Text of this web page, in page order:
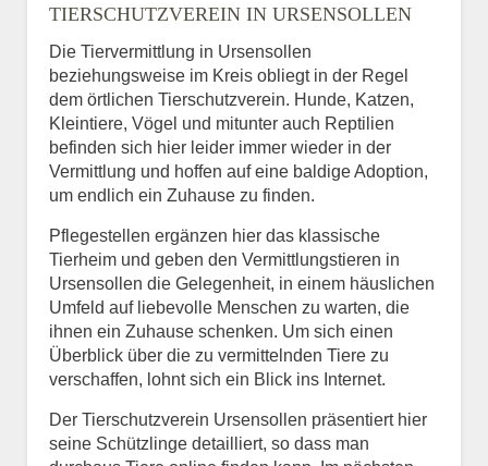
TIERSCHUTZVEREIN IN URSENSOLLEN
Die Tiervermittlung in Ursensollen
beziehungsweise im Kreis obliegt in der Regel
dem örtlichen Tierschutzverein. Hunde, Katzen,
Kleintiere, Vögel und mitunter auch Reptilien
befinden sich hier leider immer wieder in der
Vermittlung und hoffen auf eine baldige Adoption,
um endlich ein Zuhause zu finden.
Pflegestellen ergänzen hier das klassische
Tierheim und geben den Vermittlungstieren in
Ursensollen die Gelegenheit, in einem häuslichen
Umfeld auf liebevolle Menschen zu warten, die
ihnen ein Zuhause schenken. Um sich einen
Überblick über die zu vermittelnden Tiere zu
verschaffen, lohnt sich ein Blick ins Internet.
Der Tierschutzverein Ursensollen präsentiert hier
seine Schützlinge detailliert, so dass man